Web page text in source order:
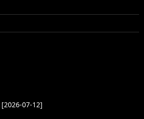
07-12]